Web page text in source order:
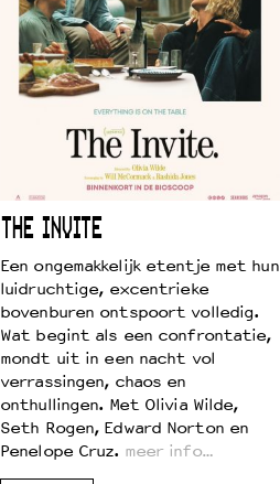
THE INVITE
Een ongemakkelijk etentje met hun
luidruchtige, excentrieke
bovenburen ontspoort volledig.
Wat begint als een confrontatie,
mondt uit in een nacht vol
verrassingen, chaos en
onthullingen. Met Olivia Wilde,
Seth Rogen, Edward Norton en
Penelope Cruz. meer info…